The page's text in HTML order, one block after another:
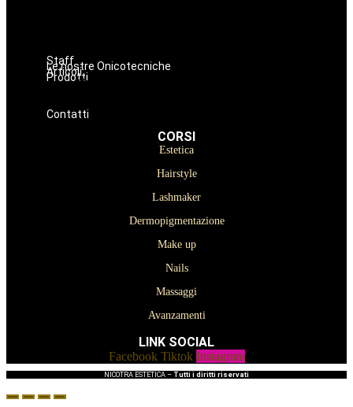
Staff
Le nostre Onicotecniche
Articoli
ProdottiOniconails
Prodotti per ricostruzione unghie
Contatti
CORSI
Estetica
Hairstyle
Lashmaker
Dermopigmentazione
Make up
Nails
Massaggi
Avanzamenti
LINK SOCIAL
Facebook Tiktok Instagram
NICOTRA ESTETICA – Tutti i diritti riservati